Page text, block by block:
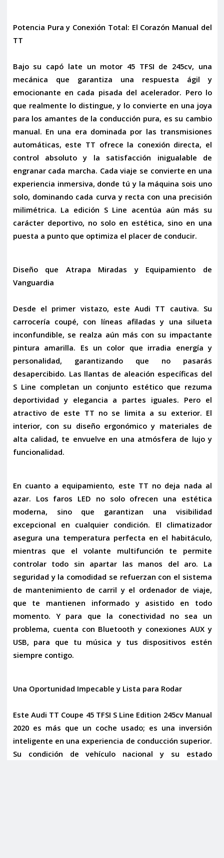
Potencia Pura y Conexión Total: El Corazón Manual del
TT
Bajo su capó late un motor 45 TFSI de 245cv, una
mecánica que garantiza una respuesta ágil y
emocionante en cada pisada del acelerador. Pero lo
que realmente lo distingue, y lo convierte en una joya
para los amantes de la conducción pura, es su cambio
manual. En una era dominada por las transmisiones
automáticas, este TT ofrece la conexión directa, el
control absoluto y la satisfacción inigualable de
engranar cada marcha. Cada viaje se convierte en una
experiencia inmersiva, donde tú y la máquina sois uno
solo, dominando cada curva y recta con una precisión
milimétrica. La edición S Line acentúa aún más su
carácter deportivo, no solo en estética, sino en una
puesta a punto que optimiza el placer de conducir.
Diseño que Atrapa Miradas y Equipamiento de
Vanguardia
Desde el primer vistazo, este Audi TT cautiva. Su
carrocería coupé, con líneas afiladas y una silueta
inconfundible, se realza aún más con su impactante
pintura amarilla. Es un color que irradia energía y
personalidad, garantizando que no pasarás
desapercibido. Las llantas de aleación específicas del
S Line completan un conjunto estético que rezuma
deportividad y elegancia a partes iguales. Pero el
atractivo de este TT no se limita a su exterior. El
interior, con su diseño ergonómico y materiales de
alta calidad, te envuelve en una atmósfera de lujo y
funcionalidad.
En cuanto a equipamiento, este TT no deja nada al
azar. Los faros LED no solo ofrecen una estética
moderna, sino que garantizan una visibilidad
excepcional en cualquier condición. El climatizador
asegura una temperatura perfecta en el habitáculo,
mientras que el volante multifunción te permite
controlar todo sin apartar las manos del aro. La
seguridad y la comodidad se refuerzan con el sistema
de mantenimiento de carril y el ordenador de viaje,
que te mantienen informado y asistido en todo
momento. Y para que la conectividad no sea un
problema, cuenta con Bluetooth y conexiones AUX y
USB, para que tu música y tus dispositivos estén
siempre contigo.
Una Oportunidad Impecable y Lista para Rodar
Este Audi TT Coupe 45 TFSI S Line Edition 245cv Manual
2020es más que un coche usado; es una inversión
inteligente en una experiencia de conducción superior.
Su condición devehículo nacional y su estado